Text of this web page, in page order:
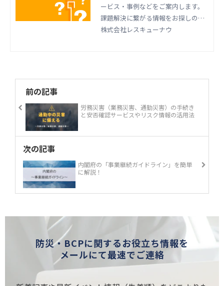
ービス・事例などをご案内します。
課題解決に繋がる情報をお探しのお
客様は、お気軽にご相談ください。
株式会社レスキューナウ
前の記事
労務災害（業務災害、通勤災害）の手続き
と安否確認サービスやリスク情報の活用法
次の記事
内閣府の「事業継続ガイドライン」を簡単
に解説！
防災・BCPに関するお役立ち情報を
メールにて最速でご連絡